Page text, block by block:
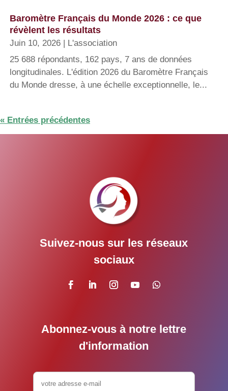
Baromètre Français du Monde 2026 : ce que
révèlent les résultats
Juin 10, 2026
L'association
25 688 répondants, 162 pays, 7 ans de données
longitudinales. L'édition 2026 du Baromètre Français
du Monde dresse, à une échelle exceptionnelle, le...
« Entrées précédentes
Suivez-nous sur les réseaux
sociaux
Abonnez-vous à notre lettre
d'information